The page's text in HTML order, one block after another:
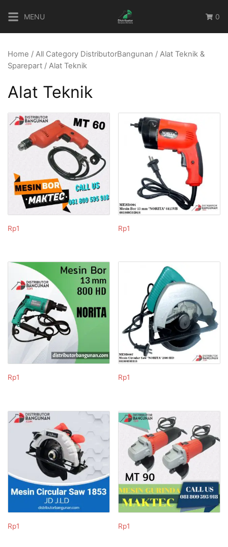
content
MENU 0
Home / All Category DistributorBangunan / Alat Teknik &
Sparepart / Alat Teknik
Alat Teknik
Rp1 Rp1
Rp1 Rp1
Rp1 Rp1